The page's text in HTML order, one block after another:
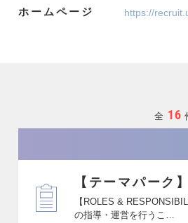
ホームページ https://
全 16
【テーマパーク
【ROLES &
の指導・運営を行うこ…